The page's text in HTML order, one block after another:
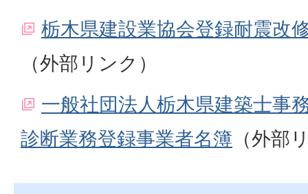
栃木県建設業協会登録耐震改
（外部リンク）
一般社団法人栃木県建築士事
診断業務登録事業者名簿 （外部